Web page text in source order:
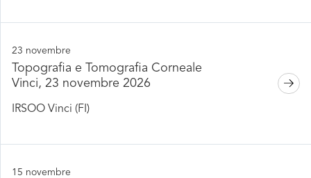
23 novembre
Topografia e Tomografia Corneale
Vinci, 23 novembre 2026
IRSOO Vinci (FI)
15 novembre